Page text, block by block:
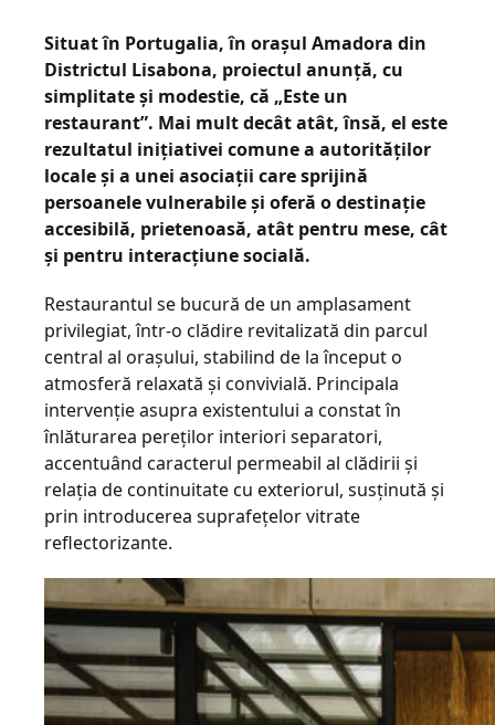
Situat în Portugalia, în orașul Amadora din
Districtul Lisabona, proiectul anunță, cu
simplitate și modestie, că „Este un
restaurant”. Mai mult decât atât, însă, el este
rezultatul inițiativei comune a autorităților
locale și a unei asociații care sprijină
persoanele vulnerabile și oferă o destinație
accesibilă, prietenoasă, atât pentru mese, cât
și pentru interacțiune socială.
Restaurantul se bucură de un amplasament
privilegiat, într-o clădire revitalizată din parcul
central al orașului, stabilind de la început o
atmosferă relaxată și convivială. Principala
intervenție asupra existentului a constat în
înlăturarea pereților interiori separatori,
accentuând caracterul permeabil al clădirii și
relația de continuitate cu exteriorul, susținută și
prin introducerea suprafețelor vitrate
reflectorizante.